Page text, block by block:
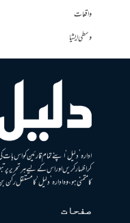
واقعات
وسطی ایشیا
ادارہ ’دلیل‘ اپنے تمام قارئین کو اس
کر اظہار کریں اور اس کے لیے ہر تحریر
کا متمنی ہو، وہ ادارہ ’دلیل‘ کا مستقل
صفحات